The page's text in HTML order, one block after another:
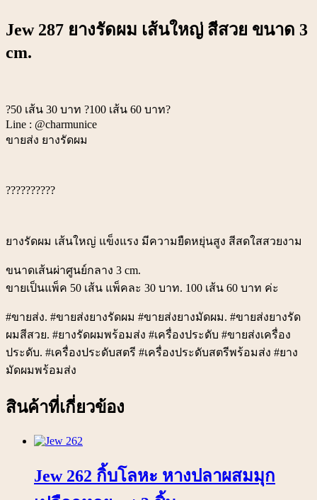
Jew 287 ยางรัดผม เส้นใหญ่ สีสวย ขนาด 3
cm.
?50 เส้น 30 บาท ?100 เส้น 60 บาท?
Line : @charmunice
ขายส่ง ยางรัดผม
??????????
ยางรัดผม เส้นใหญ่ แข็งแรง มีความยืดหยุ่นสูง สีสดใสสวยงาม
ขนาดเส้นผ่าศูนย์กลาง 3 cm.
ขายเป็นแพ็ค 50 เส้น แพ็คละ 30 บาท. 100 เส้น 60 บาท ค่ะ
#ขายส่ง. #ขายส่งยางรัดผม #ขายส่งยางมัดผม. #ขายส่งยางรัด
ผมสีสวย. #ยางรัดผมพร้อมส่ง #เครื่องประดับ #ขายส่งเครื่อง
ประดับ. #เครื่องประดับสตรี #เครื่องประดับสตรีพร้อมส่ง #ยาง
มัดผมพร้อมส่ง
สินค้าที่เกี่ยวข้อง
Jew 262 กิ้บโลหะ หางปลาผสมมุก